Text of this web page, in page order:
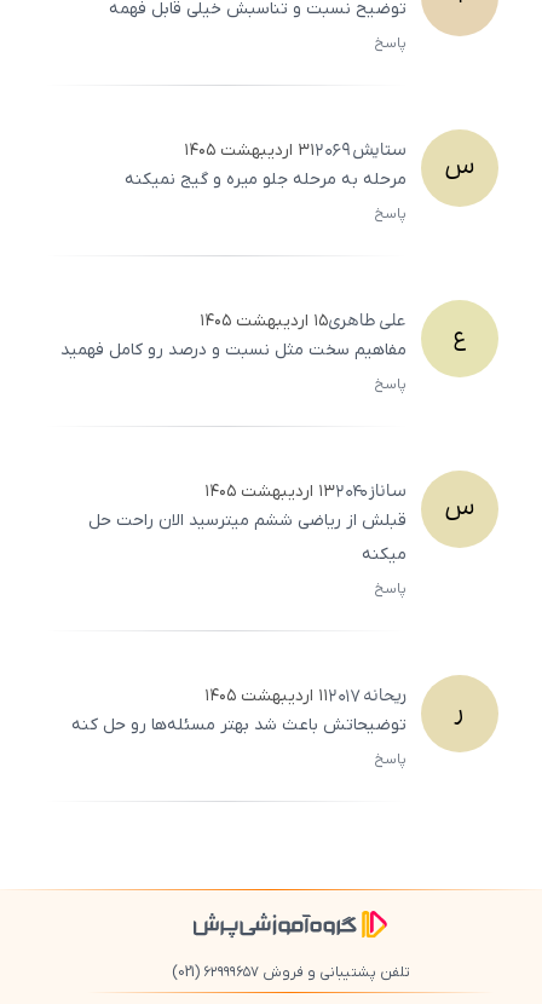
توضیح نسبت و تناسبش خیلی قابل فهمه
پاسخ
س ستایش2069۳۱ اردیبهشت ۱۴۰۵
مرحله به مرحله جلو میره و گیج نمیکنه
پاسخ
ع علیطاهری۱۵ اردیبهشت ۱۴۰۵
مفاهیم سخت مثل نسبت و درصد رو کامل فهمید
پاسخ
س ساناز2040۱۳ اردیبهشت ۱۴۰۵
قبلش از ریاضی ششم میترسید الان راحت حل
میکنه
پاسخ
ر ریحانه2017۱۱ اردیبهشت ۱۴۰۵
توضیحاتش باعث شد بهتر مسئله‌ها رو حل کنه
پاسخ
تلفن پشتیبانی و فروش ۶۲۹۹۹۶۵۷ (021)